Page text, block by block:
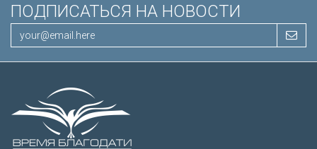
ПОДПИСАТЬСЯ НА НОВОСТИ